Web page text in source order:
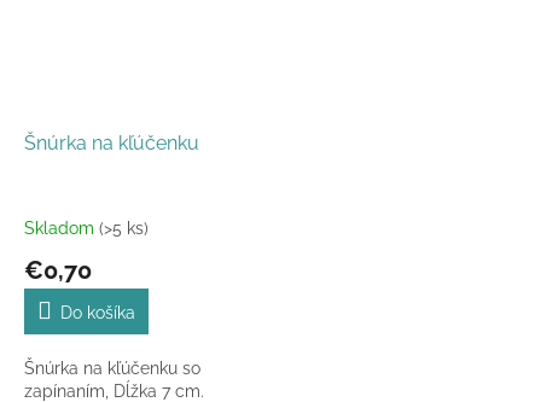
Šnúrka na kľúčenku
Skladom (>5 ks)
€0,70
Do košíka
Šnúrka na kľúčenku so
zapínaním, Dĺžka 7 cm.